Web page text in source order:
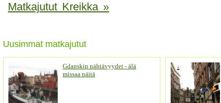
Matkajutut Kreikka »
Uusimmat matkajutut
Gdanskin nähtävyydet - älä
missaa näitä